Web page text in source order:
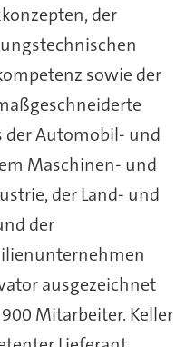
der
sowie der
der Automobil- und
Maschinen- und
der Land- und
der
ausgezeichnet
Mitarbeiter. Keller